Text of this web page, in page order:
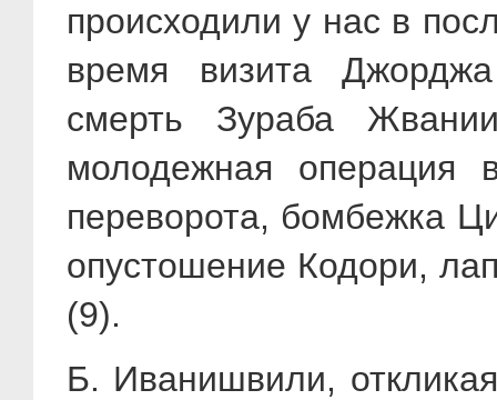
происходили у нас в
время визита
смерть Зураба
молодежная операция
переворота, бомбежка
опустошение Кодори,
(9).
Б. Иванишвили,